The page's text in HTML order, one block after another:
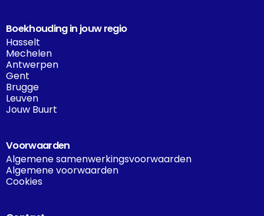
Boekhouding in jouw regio
Hasselt
Mechelen
Antwerpen
Gent
Brugge
Leuven
Jouw Buurt
Voorwaarden
Algemene samenwerkingsvoorwaarden
Algemene voorwaarden
Cookies